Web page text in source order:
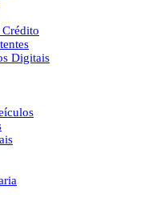
Crédito
Digitais